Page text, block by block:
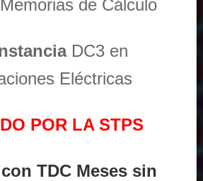
de Cálculo
DC3 en
Eléctricas
POR LA STPS
TDC Meses sin